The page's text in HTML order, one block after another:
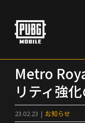
content
Metro
リティ強
23.02.23 | お知らせ